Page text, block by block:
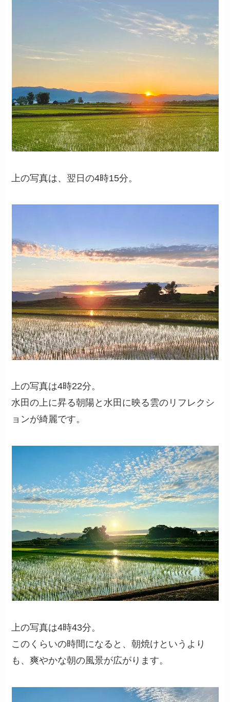
上の写真は、翌日の4時15分。
上の写真は4時22分。
水田の上に昇る朝陽と水田に映る雲のリフレクシ
ョンが綺麗です。
上の写真は4時43分。
このくらいの時間になると、朝焼けというより
も、爽やかな朝の風景が広がります。